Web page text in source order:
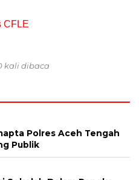
CFLE
kali dibaca
Polres Aceh Tengah
Publik